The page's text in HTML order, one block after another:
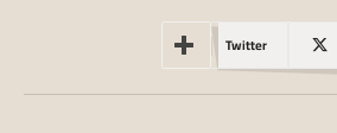
Twitter